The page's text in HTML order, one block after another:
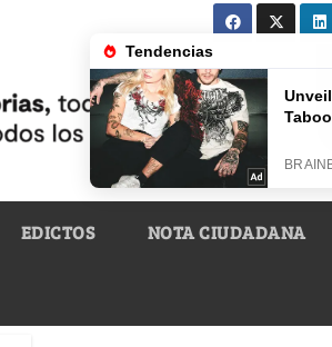
EDICTOS NOTA CIUDADANA